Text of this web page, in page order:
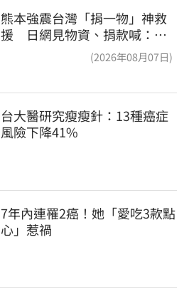
熊本強震台灣「捐一物」神救
援 日網見物資、捐款喊：給
(2026年08月07日)
台大醫研究瘦瘦針：13種癌症
風險下降41%
7年內連罹2癌！她「愛吃3款點
心」惹禍